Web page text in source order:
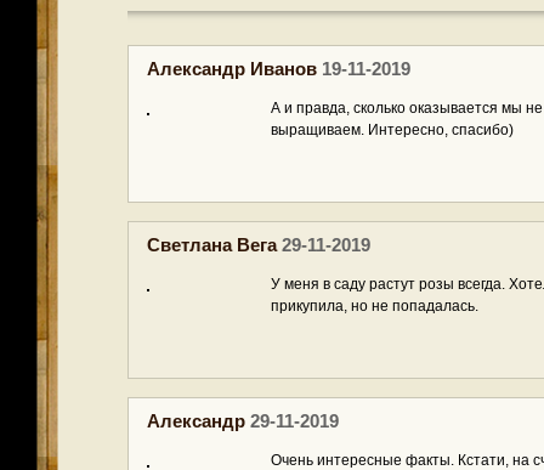
Александр Иванов 19-11-2019
А и правда, сколько оказывается мы
выращиваем. Интересно, спасибо)
Светлана Вега29-11-2019
У меня в саду растут розы всегда.
прикупила, но не попадалась.
Александр 29-11-2019
Очень интересные факты. Кстати, на